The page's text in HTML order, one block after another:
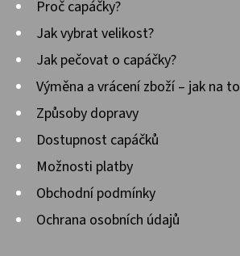
Proč capáčky?
Jak vybrat velikost?
Jak pečovat o capáčky?
Výměna a vrácení zboží – jak na to
Způsoby dopravy
Dostupnost capáčků
Možnosti platby
Obchodní podmínky
Ochrana osobních údajů